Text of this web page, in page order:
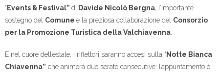
“ Events & Festival” di Davide Nicolò Bergna , l’importante
sostegno del Comune e la preziosa collaborazione del Consorzio
per la Promozione Turistica della Valchiavenna
E nel cuore dell’estate, i riflettori saranno accesi sulla “Notte Bianca
Chiavenna” che animerà due serate consecutive: l’appuntamento è